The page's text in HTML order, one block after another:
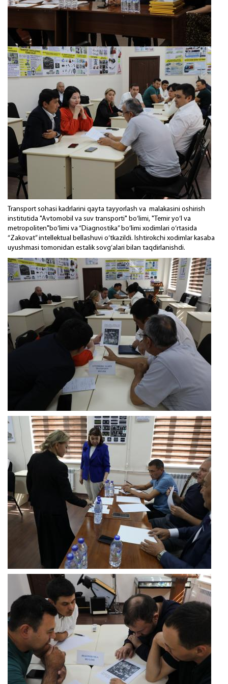
Transport sohasi kadrlarini qayta tayyorlash va malakasini oshirish
institutida "Avtomobil va suv transporti" bo‘limi, "Temir yo‘l va
metropoliten"bo‘limi va “Diagnostika” bo‘limi xodimlari o‘rtasida
“Zakovat” intellektual bellashuvi o‘tkazildi. Ishtirokchi xodimlar kasaba
uyushmasi tomonidan estalik sovg‘alari bilan taqdirlanishdi.